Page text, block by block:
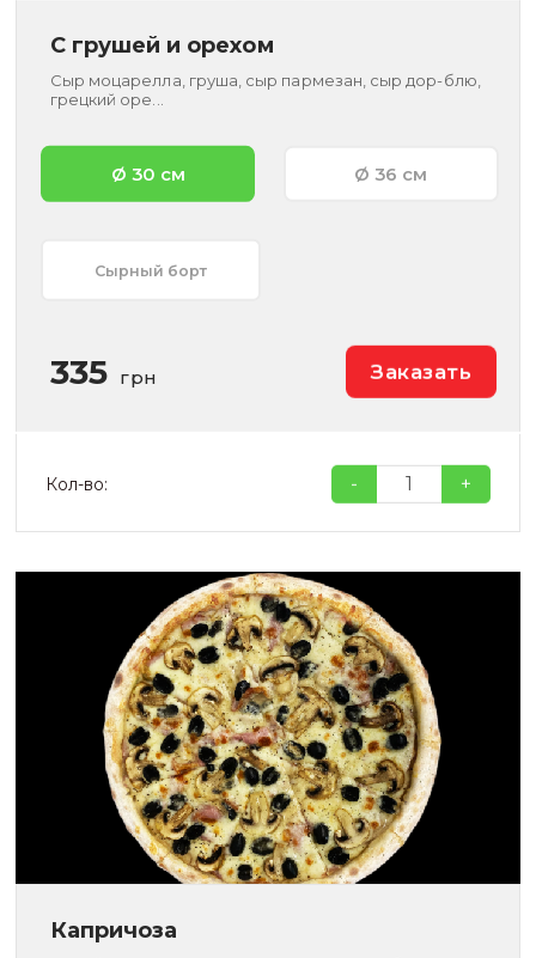
С грушей и орехом
Сыр моцарелла, груша, сыр пармезан, сыр дор-блю,
грецкий оре...
Ø 30 см Ø 36 см
Сырный борт
335 грн Заказать
Кол-во: - +
Капричоза